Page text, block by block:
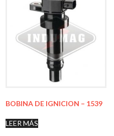
BOBINA DE IGNICION – 1539
LEER MÁS